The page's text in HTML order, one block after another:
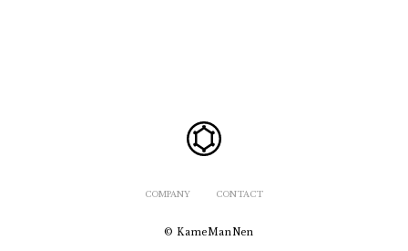
COMPANY CONTACT
© KameManNen